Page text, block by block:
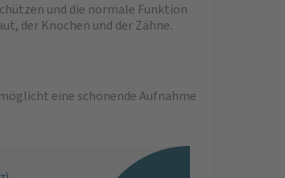
und die normale Funktion
der Knochen und der Zähne.
eine schonende Aufnahme